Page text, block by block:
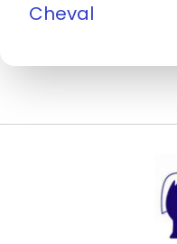
Cheval